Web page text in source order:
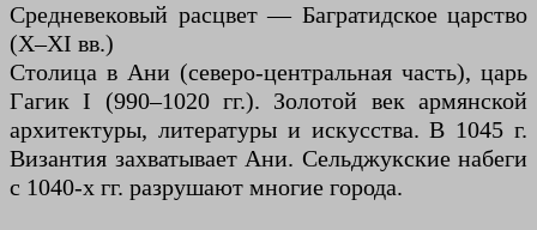
Средневековый расцвет — Багратидское царство
(X–XI вв.)
Столица в Ани (северо-центральная часть), царь
Гагик I (990–1020 гг.). Золотой век армянской
архитектуры, литературы и искусства. В 1045 г.
Византия захватывает Ани. Сельджукские набеги
с 1040-х гг. разрушают многие города.